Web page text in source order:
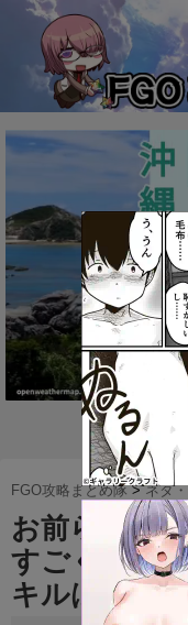
FGO攻略まとめ隊 >ネタ
お前らマシ
すごく躊躇
キルは迷う